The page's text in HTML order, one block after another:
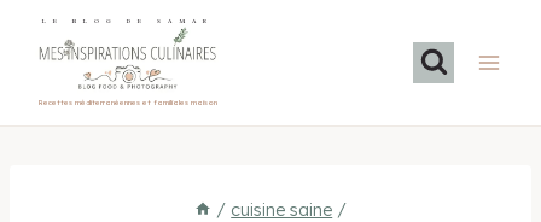
LE BLOG DE SAMAR
Recettes méditerranéennes et familiales maison
/ cuisine saine /